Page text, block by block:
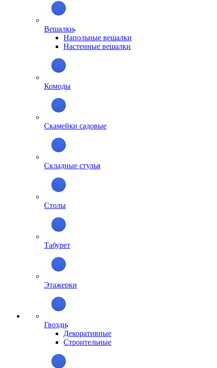
Вешалки
Напольные вешалки
Настенные вешалки
Комоды
Скамейки садовые
Складные стулья
Столы
Табурет
Этажерки
Гвозди
Декоративные
Строительные